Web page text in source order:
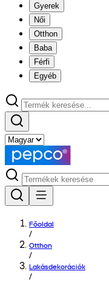
Gyerek
Női
Otthon
Baba
Férfi
Egyéb
Főoldal
/
Otthon
/
Lakásdekorációk
/